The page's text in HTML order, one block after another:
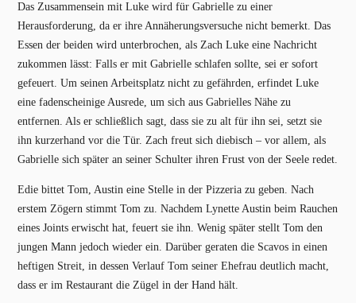
Das Zusammensein mit Luke wird für Gabrielle zu einer
Herausforderung, da er ihre Annäherungsversuche nicht bemerkt. Das
Essen der beiden wird unterbrochen, als Zach Luke eine Nachricht
zukommen lässt: Falls er mit Gabrielle schlafen sollte, sei er sofort
gefeuert. Um seinen Arbeitsplatz nicht zu gefährden, erfindet Luke
eine fadenscheinige Ausrede, um sich aus Gabrielles Nähe zu
entfernen. Als er schließlich sagt, dass sie zu alt für ihn sei, setzt sie
ihn kurzerhand vor die Tür. Zach freut sich diebisch – vor allem, als
Gabrielle sich später an seiner Schulter ihren Frust von der Seele redet.
Edie bittet Tom, Austin eine Stelle in der Pizzeria zu geben. Nach
erstem Zögern stimmt Tom zu. Nachdem Lynette Austin beim Rauchen
eines Joints erwischt hat, feuert sie ihn. Wenig später stellt Tom den
jungen Mann jedoch wieder ein. Darüber geraten die Scavos in einen
heftigen Streit, in dessen Verlauf Tom seiner Ehefrau deutlich macht,
dass er im Restaurant die Zügel in der Hand hält.